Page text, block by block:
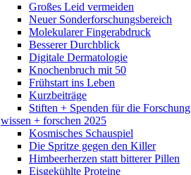
Großes Leid vermeiden
Neuer Sonderforschungsbereich
Molekularer Fingerabdruck
Besserer Durchblick
Digitale Dermatologie
Knochenbruch mit 50
Frühstart ins Leben
Kurzbeiträge
Stiften + Spenden für die Forschung
wissen + forschen 2025
Kosmisches Schauspiel
Die Spritze gegen den Killer
Himbeerherzen statt bitterer Pillen
Eisgekühlte Proteine